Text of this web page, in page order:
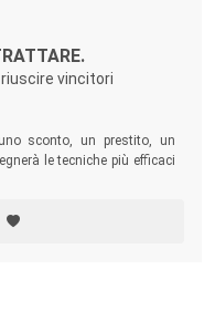
vincitori
sconto, un prestito, un
le tecniche più efficaci